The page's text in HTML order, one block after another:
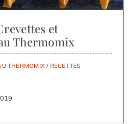
et
Thermomix
THERMOMIX / RECETTES